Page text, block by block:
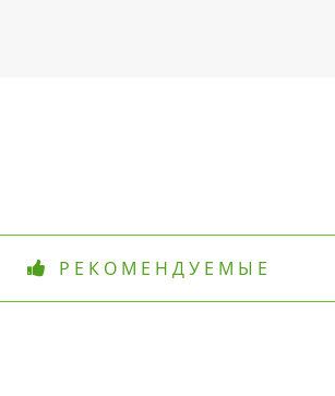
РЕКОМЕНДУЕМЫЕ